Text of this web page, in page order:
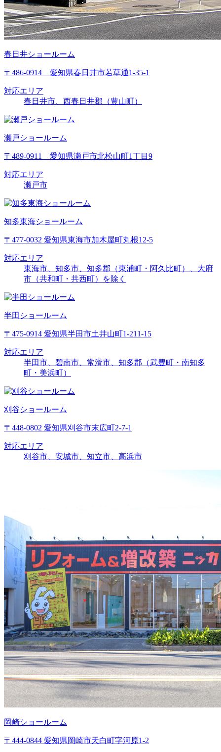
春日井ショールーム
〒486-0914 愛知県春日井市若草通1-35-1
対応エリア
春日井市、西春日井郡（豊山町）
瀬戸ショールーム
〒489-0911 愛知県瀬戸市北松山町1丁目9
対応エリア
瀬戸市
知多東海ショールーム
〒477-0032 愛知県東海市加木屋町丸根12-5
対応エリア
東海市、知多市、知多郡（東浦町・阿久比町）、大府
市（共和町・共西町）を除く
半田ショールーム
〒475-0914 愛知県半田市土井山町1-211-15
対応エリア
半田市、碧南市、常滑市、知多郡（武豊町・南知多
町・美浜町）
刈谷ショールーム
〒448-0802 愛知県刈谷市末広町2-7-1
対応エリア
刈谷市、安城市、知立市、高浜市
岡崎ショールーム
〒444-0844 愛知県岡崎市天白町字河原1-2